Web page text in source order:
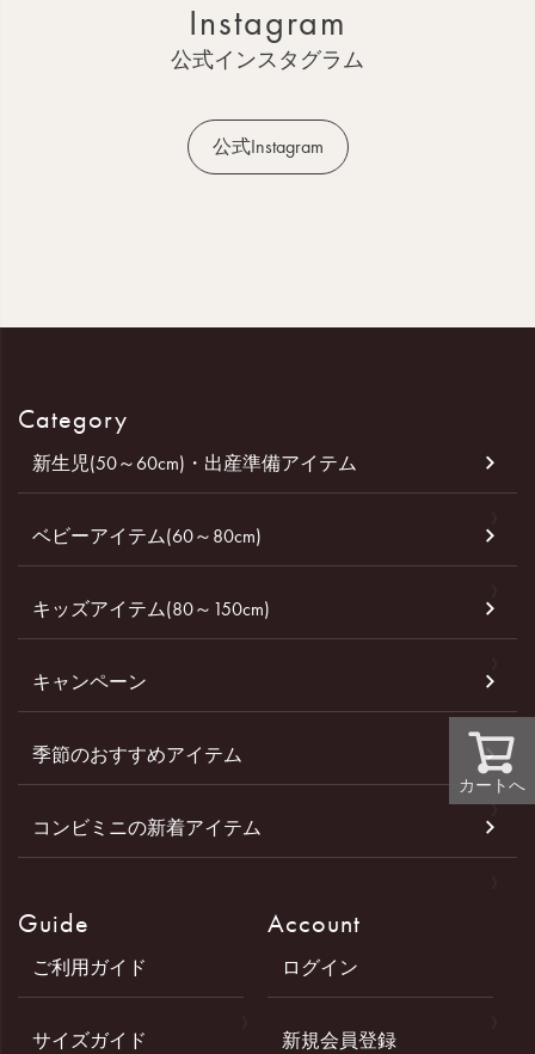
カートへ
Instagram
公式インスタグラム
公式Instagram
Category
新生児(50～60cm)・出産準備アイテム
ベビーアイテム(60～80cm)
キッズアイテム(80～150cm)
キャンペーン
季節のおすすめアイテム
コンビミニの新着アイテム
Guide
ご利用ガイド
サイズガイド
Account
ログイン
新規会員登録